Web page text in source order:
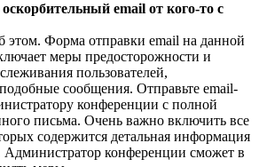
email от кого-то с
Форма отправки email на данной
меры предосторожности и
пользователей,
сообщения. Отправьте email-
конференции с полной
письма. Очень важно включить все
содержится детальная информация
Администратор конференции сможет в